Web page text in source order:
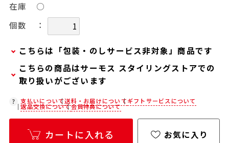
在庫
○
個数
：
こちらは「包装・のしサービス非対象」商品です
当商品は弊社でのお包みには対応しておりませ
ん。
お客様ご自身で包装する際にお使いいただけるギ
フト用品をご用意しておりますので、セルフラッ
ピング用のギフトバッグや手提げ袋が必要な場合
は、以下より合わせてご購入ください。
こちらの商品はサーモス スタイリングストアでの
取り扱いがございます
在庫状況につきましては、各店舗までお電話にて
ご確認ください。
店舗紹介ページ
支払いについて送料・お届けについてギフトサービスについて
返品交換について会員特典について
カートに入れる お気に入り